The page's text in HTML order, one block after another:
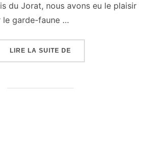
du Jorat, nous avons eu le plaisir
le garde-faune …
LIRE LA SUITE DE